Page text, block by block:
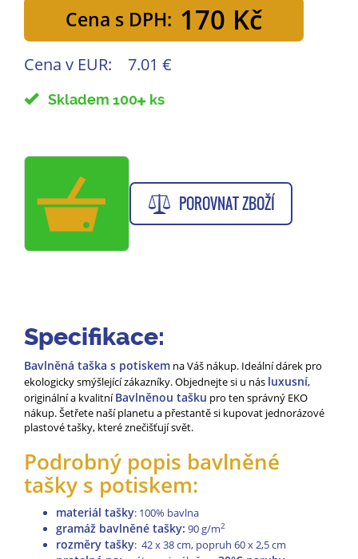
Cena s DPH: 170 Kč
Cena v EUR: 7.01 €
Skladem 100 ks
POROVNAT ZBOŽÍ
Specifikace:
Bavlněná taška s potiskem na Váš nákup. Ideální dárek pro
ekologicky smýšlející zákazníky. Objednejte si u nás luxusní,
originální a kvalitníBavlněnou tašku pro ten správný EKO
nákup. Šetřete naší planetu a přestantě si kupovat jednorázové
plastové tašky, které znečišťují svět.
Podrobný popis bavlněné
tašky s potiskem:
materiál tašky: 100% bavlna
gramáž bavlněné tašky: 90 g/m2
rozměry tašky: 42 x 38 cm, popruh 60 x 2,5 cm